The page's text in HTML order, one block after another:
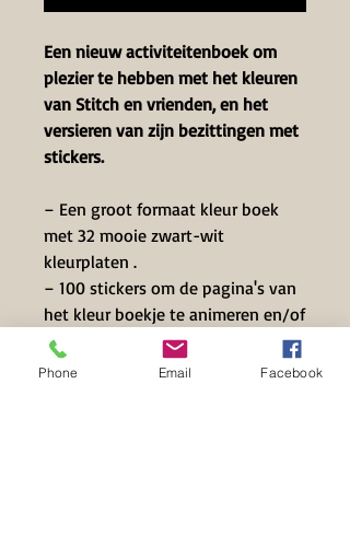
Een nieuw activiteitenboek om
plezier te hebben met het kleuren
van Stitch en vrienden, en het
versieren van zijn bezittingen met
stickers.
– Een groot formaat kleur boek
met 32 mooie zwart-wit
kleurplaten .
– 100 stickers om de pagina's van
het kleur boekje te animeren en/of
al zijn bezittingen te versieren.
Phone Email Facebook